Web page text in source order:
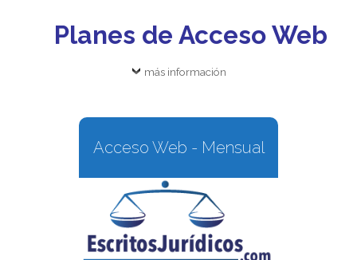
Planes de Acceso Web
más información
Acceso Web - Mensual